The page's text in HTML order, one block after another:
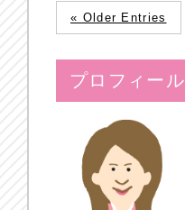
« Older Entries
プロフィール